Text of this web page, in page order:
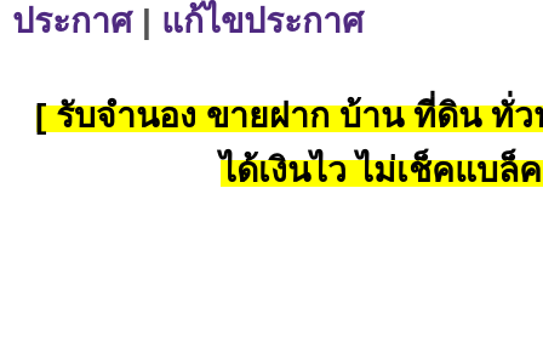
ประกาศ| แก้ไขประกาศ
[ รับจำนอง ขายฝาก บ้าน ที่ดิน ทั่ว
ได้เงินไว ไม่เช็คแบล็